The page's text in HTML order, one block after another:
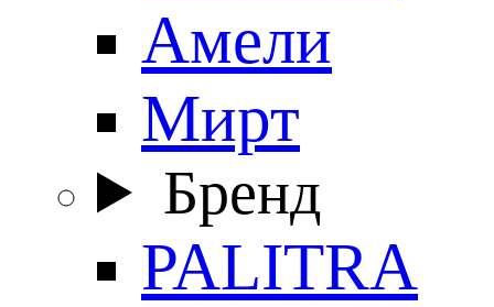
Амели
Мирт
Бренд
PALITRA